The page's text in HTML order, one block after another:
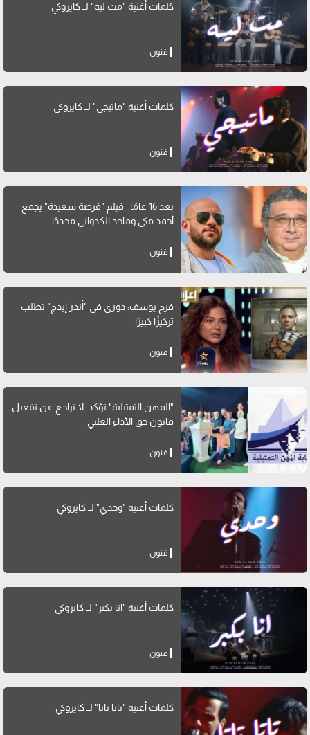
كلمات أغنية "مت ليه" لــ كايروكي
فنون
كلمات أغنية "ماتيجي" لــ كايروكي
فنون
بعد 16 عامًا.. فيلم "فرصة سعيدة" يجمع
أحمد مكي وماجد الكدواني مجددًا
فنون
فرح يوسف: دوري في "أندر إيدج" تطلب
تركيزًا كبيرًا
فنون
"المهن التمثيلية" تؤكد: لا تراجع عن تفعيل
قانون حق الأداء العلني
فنون
كلمات أغنية "وحدي" لــ كايروكي
فنون
كلمات أغنية "انا بكبر" لــ كايروكي
فنون
كلمات أغنية "تاتا تاتا" لــ كايروكي